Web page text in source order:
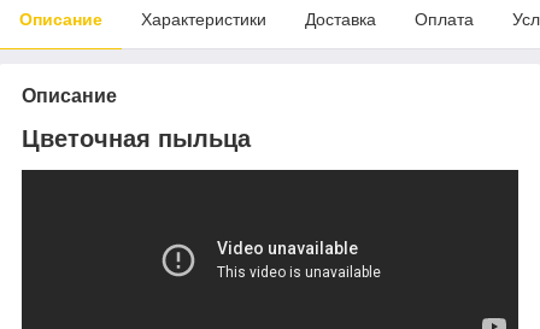
Описание Характеристики Доставка Оплата
Описание
Цветочная пыльца